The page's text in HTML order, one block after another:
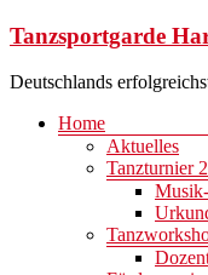
Zum
springen
Tanzsportgarde
Deutschlands
Menü
Home
Aktuelles
Tanzturnier